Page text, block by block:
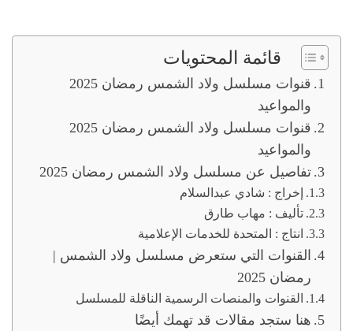
قائمة المحتويات
قنوات مسلسل ولاد الشمس رمضان 2025
والمواعيد
قنوات مسلسل ولاد الشمس رمضان 2025
والمواعيد
تفاصيل عن مسلسل ولاد الشمس رمضان 2025
ﺇﺧﺮاﺝ : شادي عبدالسلام
ﺗﺄﻟﻴﻒ : مهاب طارق
اﻧﺘﺎﺝ : المتحدة للخدمات الإعلامية
القنوات التي ستعرض مسلسل ولاد الشمس |
رمضان 2025
القنوات والمنصات الرسمية الناقلة للمسلسل
هنا ستجد مقالات قد تهمك أيضًا